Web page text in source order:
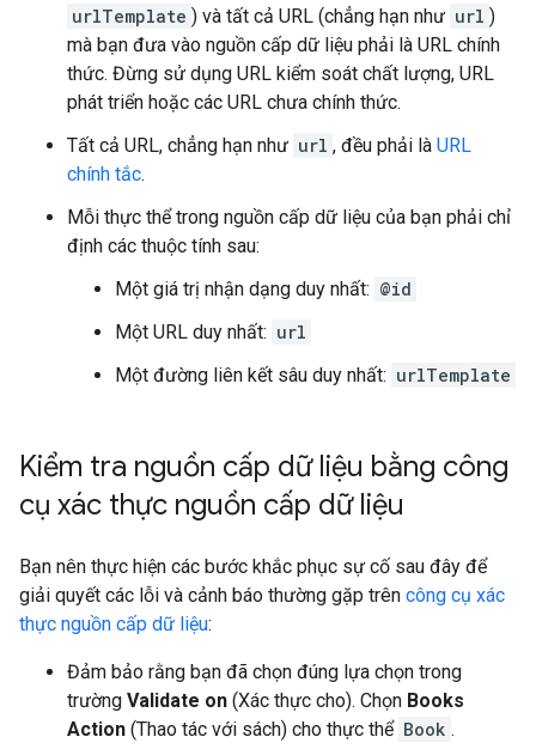
urlTemplate ) và tất cả URL (chẳng hạn như url )
mà bạn đưa vào nguồn cấp dữ liệu phải là URL chính
thức. Đừng sử dụng URL kiểm soát chất lượng, URL
phát triển hoặc các URL chưa chính thức.
Tất cả URL, chẳng hạn như url , đều phải là URL
chính tắc.
Mỗi thực thể trong nguồn cấp dữ liệu của bạn phải chỉ
định các thuộc tính sau:
Một giá trị nhận dạng duy nhất: @id
Một URL duy nhất: url
Một đường liên kết sâu duy nhất: urlTemplate
Kiểm tra nguồn cấp dữ liệu bằng công
cụ xác thực nguồn cấp dữ liệu
Bạn nên thực hiện các bước khắc phục sự cố sau đây để
giải quyết các lỗi và cảnh báo thường gặp trên công cụ xác
thực nguồn cấp dữ liệu:
Đảm bảo rằng bạn đã chọn đúng lựa chọn trong
trường Validate on (Xác thực cho). Chọn Books
Action (Thao tác với sách) cho thực thể Book .